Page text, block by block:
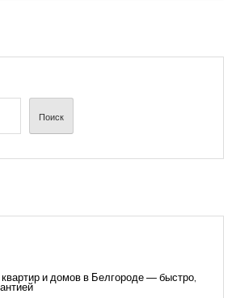
Поиск
и домов в Белгороде — быстро,